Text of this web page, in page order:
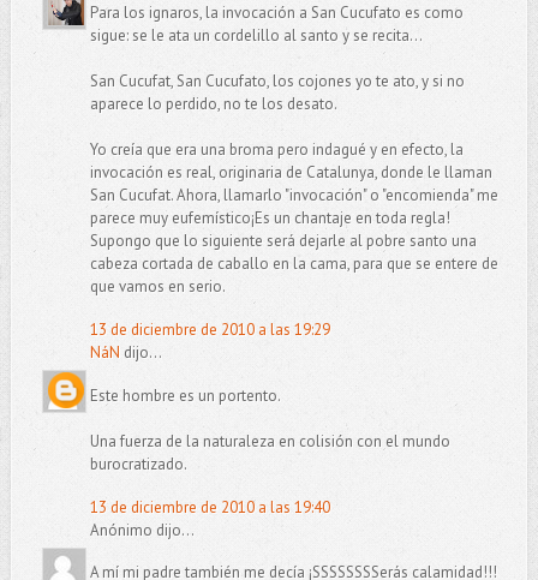
Para los ignaros, la invocación a San Cucufato es como
sigue: se le ata un cordelillo al santo y se recita...
San Cucufat, San Cucufato, los cojones yo te ato, y si no
aparece lo perdido, no te los desato.
Yo creía que era una broma pero indagué y en efecto, la
invocación es real, originaria de Catalunya, donde le llaman
San Cucufat. Ahora, llamarlo "invocación" o "encomienda" me
parece muy eufemístico¡Es un chantaje en toda regla!
Supongo que lo siguiente será dejarle al pobre santo una
cabeza cortada de caballo en la cama, para que se entere de
que vamos en serio.
13 de diciembre de 2010 a las 19:29
NáN dijo...
Este hombre es un portento.
Una fuerza de la naturaleza en colisión con el mundo
burocratizado.
13 de diciembre de 2010 a las 19:40
Anónimo dijo...
A mí mi padre también me decía ¡SSSSSSSSerás calamidad!!!